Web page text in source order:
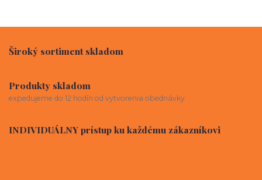
Široký sortiment skladom
Produkty skladom
expedujeme do 12 hodín od vytvorenia obednávky
INDIVIDUÁLNY prístup ku každému zákazníkovi